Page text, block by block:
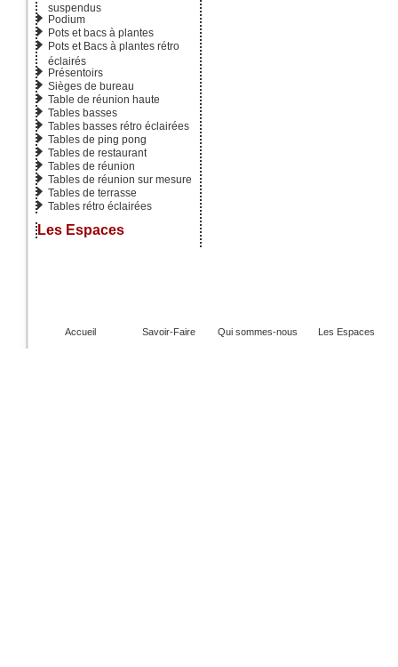
suspendus
Podium
Pots et bacs à plantes
Pots et Bacs à plantes rétro
éclairés
Présentoirs
Sièges de bureau
Table de réunion haute
Tables basses
Tables basses rétro éclairées
Tables de ping pong
Tables de restaurant
Tables de réunion
Tables de réunion sur mesure
Tables de terrasse
Tables rétro éclairées
Les Espaces
Accueil Savoir-Faire Qui sommes-nous Les Espaces